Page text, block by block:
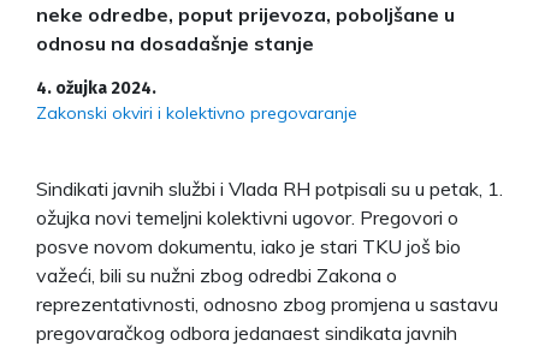
neke odredbe, poput prijevoza, poboljšane u
odnosu na dosadašnje stanje
4. ožujka 2024.
Zakonski okviri i kolektivno pregovaranje
Sindikati javnih službi i Vlada RH potpisali su u petak, 1.
ožujka novi temeljni kolektivni ugovor. Pregovori o
posve novom dokumentu, iako je stari TKU još bio
važeći, bili su nužni zbog odredbi Zakona o
reprezentativnosti, odnosno zbog promjena u sastavu
pregovaračkog odbora jedanaest sindikata javnih